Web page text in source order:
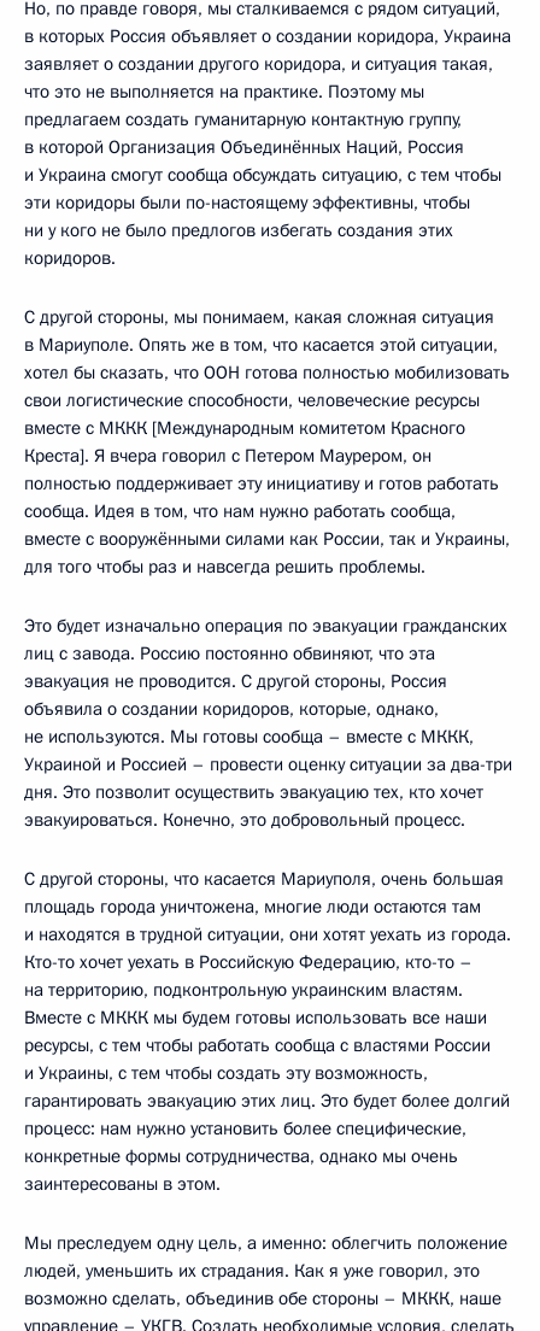
Но, по правде говоря, мы сталкиваемся с рядом ситуаций,
в которых Россия объявляет о создании коридора, Украина
заявляет о создании другого коридора, и ситуация такая,
что это не выполняется на практике. Поэтому мы
предлагаем создать гуманитарную контактную группу,
в которой Организация Объединённых Наций, Россия
и Украина смогут сообща обсуждать ситуацию, с тем чтобы
эти коридоры были по-настоящему эффективны, чтобы
ни у кого не было предлогов избегать создания этих
коридоров.
С другой стороны, мы понимаем, какая сложная ситуация
в Мариуполе. Опять же в том, что касается этой ситуации,
хотел бы сказать, что ООН готова полностью мобилизовать
свои логистические способности, человеческие ресурсы
вместе с МККК [Международным комитетом Красного
Креста]. Я вчера говорил с Петером Маурером, он
полностью поддерживает эту инициативу и готов работать
сообща. Идея в том, что нам нужно работать сообща,
вместе с вооружёнными силами как России, так и Украины,
для того чтобы раз и навсегда решить проблемы.
Это будет изначально операция по эвакуации гражданских
лиц с завода. Россию постоянно обвиняют, что эта
эвакуация не проводится. С другой стороны, Россия
объявила о создании коридоров, которые, однако,
не используются. Мы готовы сообща – вместе с МККК,
Украиной и Россией – провести оценку ситуации за два-три
дня. Это позволит осуществить эвакуацию тех, кто хочет
эвакуироваться. Конечно, это добровольный процесс.
С другой стороны, что касается Мариуполя, очень большая
площадь города уничтожена, многие люди остаются там
и находятся в трудной ситуации, они хотят уехать из города.
Кто-то хочет уехать в Российскую Федерацию, кто-то –
на территорию, подконтрольную украинским властям.
Вместе с МККК мы будем готовы использовать все наши
ресурсы, с тем чтобы работать сообща с властями России
и Украины, с тем чтобы создать эту возможность,
гарантировать эвакуацию этих лиц. Это будет более долгий
процесс: нам нужно установить более специфические,
конкретные формы сотрудничества, однако мы очень
заинтересованы в этом.
Мы преследуем одну цель, а именно: облегчить положение
людей, уменьшить их страдания. Как я уже говорил, это
возможно сделать, объединив обе стороны – МККК, наше
управление – УКГВ. Создать необходимые условия, сделать